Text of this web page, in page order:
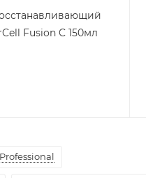
Fusion C 150мл